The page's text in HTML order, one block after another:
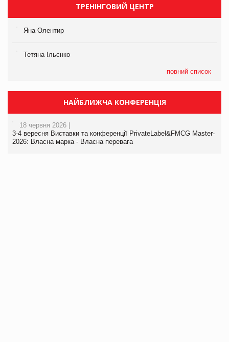
ТРЕНІНГОВИЙ ЦЕНТР
Яна Олентир
Тетяна Ільєнко
повний список
НАЙБЛИЖЧА КОНФЕРЕНЦІЯ
18 червня 2026 |
3-4 вересня Виставки та конференції PrivateLabel&FMCG Master-
2026: Власна марка - Власна перевага